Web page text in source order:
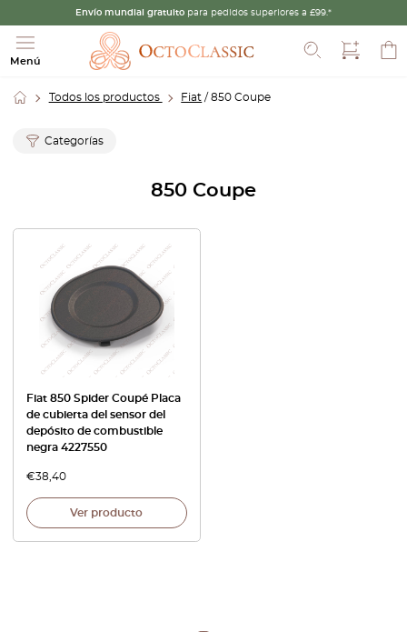
Envío mundial gratuito para pedidos superiores a £99.*
Menú
Todos los productos Fiat / 850 Coupe
Categorías
850 Coupe
Fiat 850 Spider Coupé Placa
de cubierta del sensor del
depósito de combustible
negra 4227550
€38,40
Ver producto